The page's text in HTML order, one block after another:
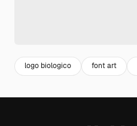
logo biologico font art